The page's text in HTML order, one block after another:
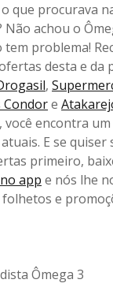
que procurava
Não achou o
tem problema!
desta e da
,
Condore
, você encontra
E se quiser
primeiro,
app e nós lhe
e
Ômega 3